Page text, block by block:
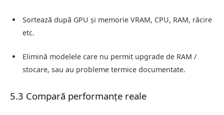
Sortează după GPU și memorie VRAM, CPU, RAM, răcire
etc.
Elimină modelele care nu permit upgrade de RAM /
stocare, sau au probleme termice documentate.
5.3 Compară performanțe reale